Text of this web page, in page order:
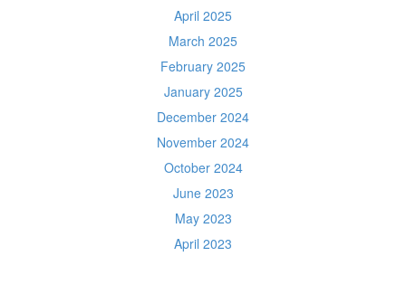
April 2025
March 2025
February 2025
January 2025
December 2024
November 2024
October 2024
June 2023
May 2023
April 2023